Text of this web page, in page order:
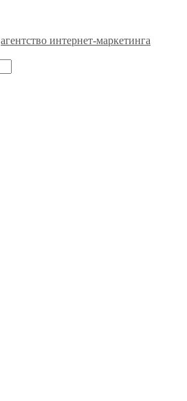
агентство интернет-маркетинга